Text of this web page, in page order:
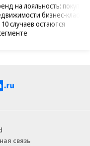
на лояльность:
бизнес-класса
10 случаев остаются
связь